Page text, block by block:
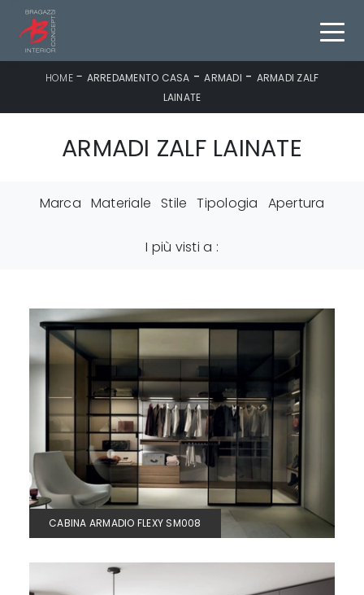
HOME- ARREDAMENTO CASA -ARMADI - ARMADI ZALF
LAINATE
ARMADI ZALF LAINATE
Marca Materiale Stile Tipologia Apertura
I più visti a :
CABINA ARMADIO FLEXY SM008